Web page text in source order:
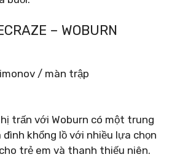
– WOBURN
/ màn trập
trấn với Woburn có một trung
khổng lồ với nhiều lựa chọn
trẻ em và thanh thiếu niên.